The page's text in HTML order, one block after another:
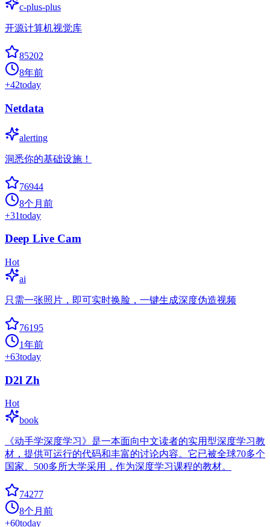
c-plus-plus
开源计算机视觉库
85202
8年前
+42today
Netdata
alerting
洞悉你的基础设施！
76944
8个月前
+31today
Deep Live Cam
Hot
ai
只需一张照片，即可实时换脸，一键生成深度伪造视频
76195
1年前
+63today
D2l Zh
Hot
book
《动手学深度学习》是一本面向中文读者的实用型深度学习教
材，提供可运行的代码和丰富的讨论内容。它已被全球70多个
国家、500多所大学采用，作为深度学习课程的教材。
74277
8个月前
+60today